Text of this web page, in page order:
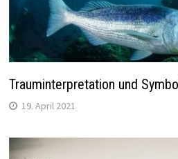
Trauminterpretation und
19. April 2021